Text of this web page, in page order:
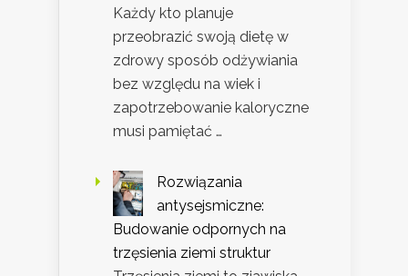
Każdy kto planuje
przeobrazić swoją dietę w
zdrowy sposób odżywiania
bez względu na wiek i
zapotrzebowanie kaloryczne
musi pamiętać …
Rozwiązania
antysejsmiczne:
Budowanie odpornych na
trzęsienia ziemi struktur